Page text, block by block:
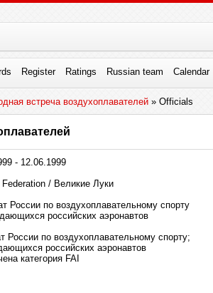
Register Ratings Russian team Calendar
встреча воздухоплавателей » Officials
- 12.06.1999
Federation / Великие Луки
России по воздухоплавательному спорту
российских аэронавтов
России по воздухоплавательному спорту;
российских аэронавтов
категория FAI